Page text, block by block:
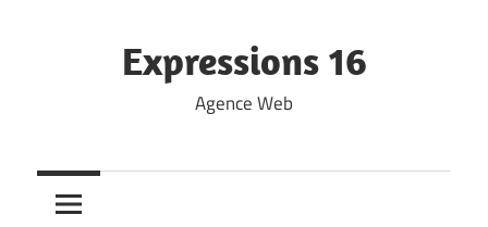
Expressions 16
Agence Web